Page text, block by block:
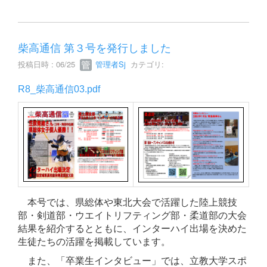
柴高通信 第３号を発行しました
投稿日時 : 06/25 管理者Sj カテゴリ:
R8_柴高通信03.pdf
本号では、県総体や東北大会で活躍した陸上競技
部・剣道部・ウエイトリフティング部・柔道部の大会
結果を紹介するとともに、インターハイ出場を決めた
生徒たちの活躍を掲載しています。
また、「卒業生インタビュー」では、立教大学スポ